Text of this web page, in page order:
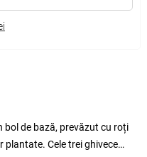
bol de bază, prevăzut cu roți
plantate. Cele trei ghivece